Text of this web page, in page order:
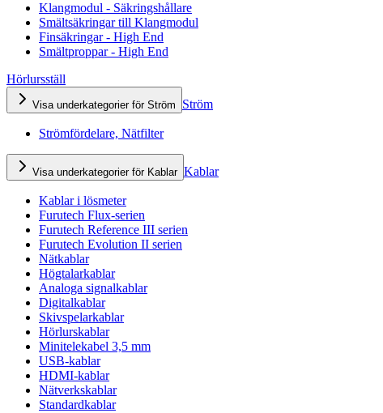
Klangmodul - Säkringshållare
Smältsäkringar till Klangmodul
Finsäkringar - High End
Smältproppar - High End
Hörlursställ
Visa underkategorier för Ström Ström
Strömfördelare, Nätfilter
Visa underkategorier för Kablar Kablar
Kablar i lösmeter
Furutech Flux-serien
Furutech Reference III serien
Furutech Evolution II serien
Nätkablar
Högtalarkablar
Analoga signalkablar
Digitalkablar
Skivspelarkablar
Hörlurskablar
Minitelekabel 3,5 mm
USB-kablar
HDMI-kablar
Nätverkskablar
Standardkablar